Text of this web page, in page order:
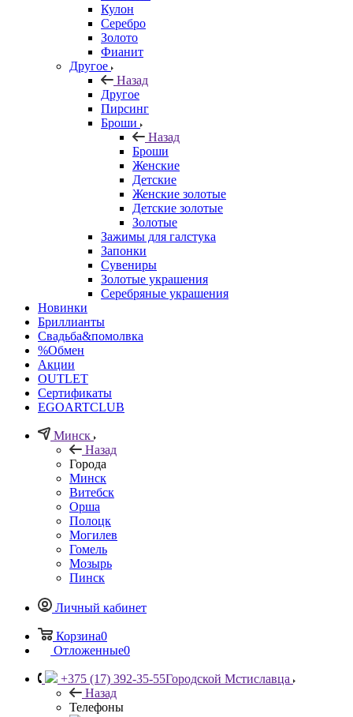
Кулон
Серебро
Золото
Фианит
Другое
Назад
Другое
Пирсинг
Броши
Назад
Броши
Женские
Детские
Женские золотые
Детские золотые
Золотые
Зажимы для галстука
Запонки
Сувениры
Золотые украшения
Серебряные украшения
Новинки
Бриллианты
Свадьба&помолвка
%Обмен
Акции
OUTLET
Сертификаты
EGOARTCLUB
Минск
Назад
Города
Минск
Витебск
Орша
Полоцк
Могилев
Гомель
Мозырь
Пинск
Личный кабинет
Корзина0
Отложенные0
+375 (17) 392-35-55Городской Мстиславца
Назад
Телефоны